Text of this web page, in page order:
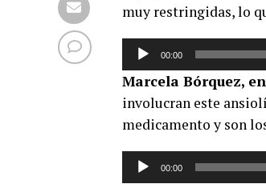
muy restringidas, lo
Reproductor
audio
00:00
Marcela Bórquez,
involucran este
medicamento y son
Reproductor
00:00